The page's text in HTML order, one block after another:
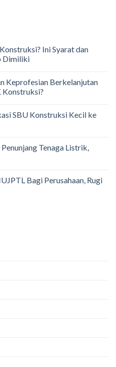
Ini Syarat dan
Dimiliki
Keprofesian Berkelanjutan
Konstruksi?
SBU Konstruksi Kecil ke
Tenaga Listrik,
Bagi Perusahaan, Rugi